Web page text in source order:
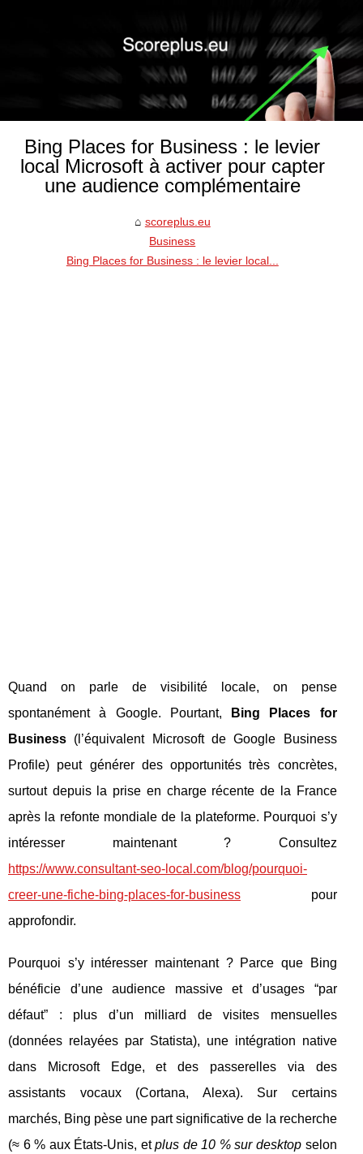
Bing Places for Business : le levier
local Microsoft à activer pour capter
une audience complémentaire
scoreplus.eu
Business
Bing Places for Business : le levier local...
Quand on parle de visibilité locale, on pense
spontanément à Google. Pourtant,
Bing Places for
Business (l’équivalent Microsoft de Google Business
Profile) peut générer des opportunités très concrètes,
surtout depuis la prise en charge récente de la France
après la refonte mondiale de la plateforme. Pourquoi s’y
intéresser maintenant ? Consultez
https://www.consultant-seo-local.com/blog/pourquoi-
creer-une-fiche-bing-places-for-business pour
approfondir.
Pourquoi s’y intéresser maintenant ? Parce que Bing
bénéficie d’une audience massive et d’usages “par
défaut” : plus d’un milliard de visites mensuelles
(données relayées par Statista), une intégration native
dans Microsoft Edge, et des passerelles via des
assistants vocaux (Cortana, Alexa). Sur certains
marchés, Bing pèse une part significative de la recherche
(≈ 6 % aux États-Unis, etplus de 10 % sur desktop selon